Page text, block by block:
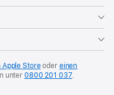
Apple Storeoder einen
unter0800 201 037.